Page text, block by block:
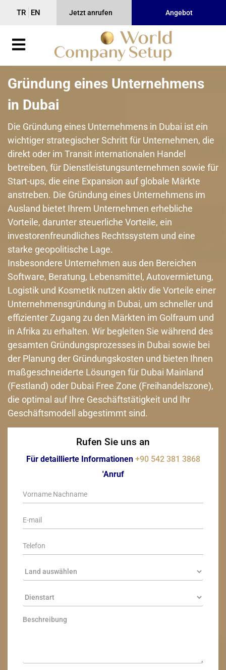
TR EN Jetzt anrufen Angebot
Gründung eines Unternehmens
in Dubai
Die Gründung eines Unternehmens in Dubai ist ein
wichtiger strategischer Schritt für Unternehmen, die
direkt oder im Transit internationalen Handel
betreiben, für Dienstleistungsunternehmen sowie für
Start-ups, die eine Expansion auf globale Märkte
anstreben. Die Gründung eines Unternehmens im
Ausland bietet Ihrem Unternehmen erhebliche
Vorteile, darunter steuerliche Vorteile, ein
investorenfreundliches Rechtssystem und eine
starke geopolitische Lage.
Insbesondere Unternehmen aus den Bereichen
Software, Beratung, Lebensmittel, Autovermietung,
Logistik und Kosmetik nutzen aktiv die Vorteile einer
Unternehmensgründung in Dubai, um schneller und
effizienter Zugang zu den Märkten im Golfraum und
in Afrika zu erhalten. Wir begleiten Sie während des
gesamten Gründungsprozesses in Dubai sowie bei
der Planung der Gründungskosten und bieten Ihnen
maßgeschneiderte Lösungen für Dubai Mainland
(Festland) oder Dubai Free Zone (Freihandelszone),
die optimal auf Ihre Geschäftstätigkeit und Ihr
Geschäftsmodell abgestimmt sind.
Rufen Sie uns an
Für detaillierte Informationen +90 542 381 3868
'Anruf